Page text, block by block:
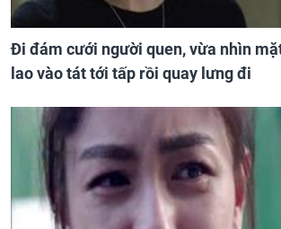
Đi đám cưới người quen, vừa nhìn
lao vào tát tới tấp rồi quay lưng đi